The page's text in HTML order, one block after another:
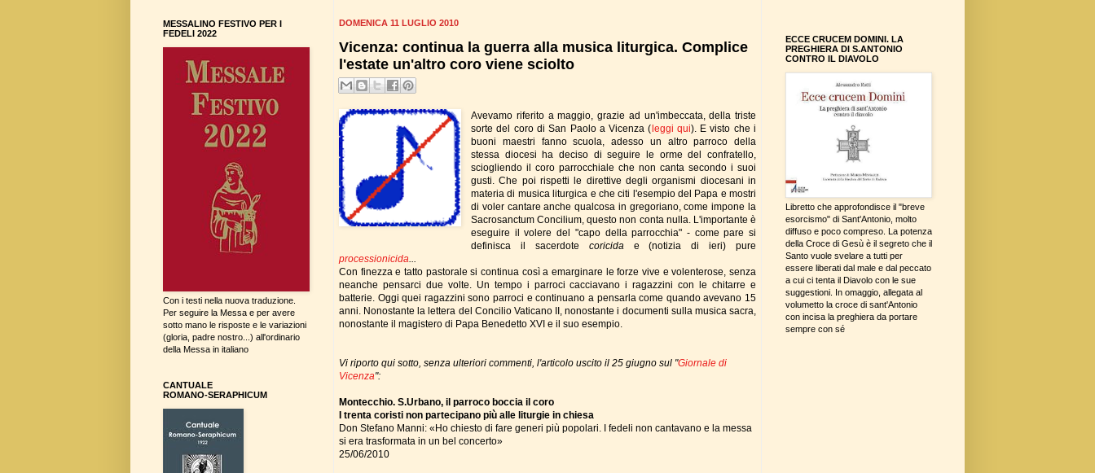
DOMENICA 11 LUGLIO 2010
Vicenza: continua la guerra alla musica liturgica. Complice
l'estate un'altro coro viene sciolto
Avevamo riferito a maggio, grazie ad un'imbeccata, della triste
sorte del coro di San Paolo a Vicenza (leggi qui). E visto che i
buoni maestri fanno scuola, adesso un altro parroco della
stessa diocesi ha deciso di seguire le orme del confratello,
sciogliendo il coro parrocchiale che non canta secondo i suoi
gusti. Che poi rispetti le direttive degli organismi diocesani in
materia di musica liturgica e che citi l'esempio del Papa e mostri
di voler cantare anche qualcosa in gregoriano, come impone la
Sacrosanctum Concilium, questo non conta nulla. L'importante è
eseguire il volere del "capo della parrocchia" - come pare si
definisca il sacerdote coricida e (notizia di ieri) pure
processionicida
Con finezza e tatto pastorale si continua così a emarginare le forze vive e volenterose, senza
neanche pensarci due volte. Un tempo i parroci cacciavano i ragazzini con le chitarre e
batterie. Oggi quei ragazzini sono parroci e continuano a pensarla come quando avevano 15
anni. Nonostante la lettera del Concilio Vaticano II, nonostante i documenti sulla musica sacra,
nonostante il magistero di Papa Benedetto XVI e il suo esempio.
Vi riporto qui sotto, senza ulteriori commenti, l'articolo uscito il 25 giugno sul "Giornale di
Vicenza":
Montecchio. S.Urbano, il parroco boccia il coro
I trenta coristi non partecipano più alle liturgie in chiesa
Don Stefano Manni: «Ho chiesto di fare generi più popolari. I fedeli non cantavano e la messa
si era trasformata in un bel concerto»
25/06/2010
MESSALINO FESTIVO PER I
FEDELI 2022
Con i testi nella nuova traduzione.
Per seguire la Messa e per avere
sotto mano le risposte e le variazioni
(gloria, padre nostro...) all'ordinario
della Messa in italiano
CANTUALE
ROMANO-SERAPHICUM
ECCE CRUCEM DOMINI. LA
PREGHIERA DI S.ANTONIO
CONTRO IL DIAVOLO
Libretto che approfondisce il "breve
esorcismo" di Sant'Antonio, molto
diffuso e poco compreso. La potenza
della Croce di Gesù è il segreto che il
Santo vuole svelare a tutti per
essere liberati dal male e dal peccato
a cui ci tenta il Diavolo con le sue
suggestioni. In omaggio, allegata al
volumetto la croce di sant'Antonio
con incisa la preghiera da portare
sempre con sé